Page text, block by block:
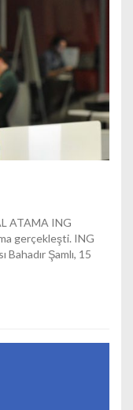
ATAMA ING
gerçekleşti. ING
Bahadır Şamlı, 15